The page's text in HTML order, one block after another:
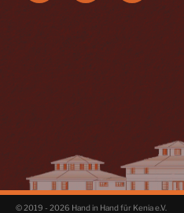
© 2019 - 2026 Hand in Hand für Kenia e.V.